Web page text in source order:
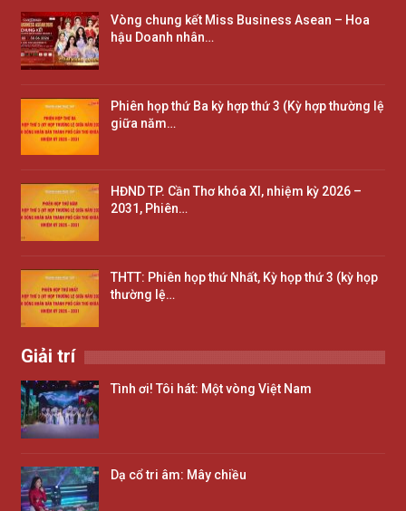
Vòng chung kết Miss Business Asean – Hoa
hậu Doanh nhân…
Phiên họp thứ Ba kỳ hợp thứ 3 (Kỳ hợp thường lệ
giữa năm…
HĐND TP. Cần Thơ khóa XI, nhiệm kỳ 2026 –
2031, Phiên…
THTT: Phiên họp thứ Nhất, Kỳ họp thứ 3 (kỳ họp
thường lệ…
Giải trí
Tình ơi! Tôi hát: Một vòng Việt Nam
Dạ cổ tri âm: Mây chiều